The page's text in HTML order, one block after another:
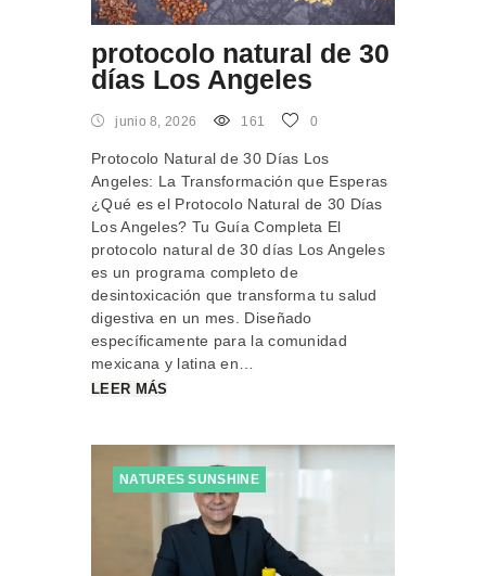
protocolo natural de 30
días Los Angeles
junio 8, 2026 161 0
Protocolo Natural de 30 Días Los
Angeles: La Transformación que Esperas
¿Qué es el Protocolo Natural de 30 Días
Los Angeles? Tu Guía Completa El
protocolo natural de 30 días Los Angeles
es un programa completo de
desintoxicación que transforma tu salud
digestiva en un mes. Diseñado
específicamente para la comunidad
mexicana y latina en…
LEER MÁS
NATURES SUNSHINE